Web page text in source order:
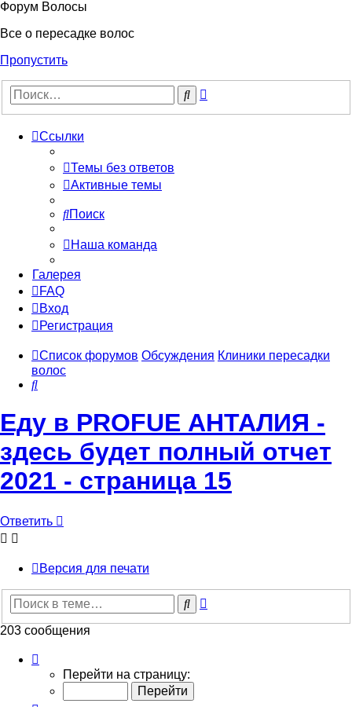
Форум Волосы
Все о пересадке волос
Пропустить
Поиск
Ссылки
Темы без ответов
Активные темы
Поиск
Наша команда
Галерея
FAQ
Вход
Регистрация
Список форумов Обсуждения Клиники пересадки
волос
Поиск
Еду в PROFUE АНТАЛИЯ -
здесь будет полный отчет
2021 - страница 15
Ответить
Версия для печати
Поиск
203 сообщения
15
21
Перейти на страницу: